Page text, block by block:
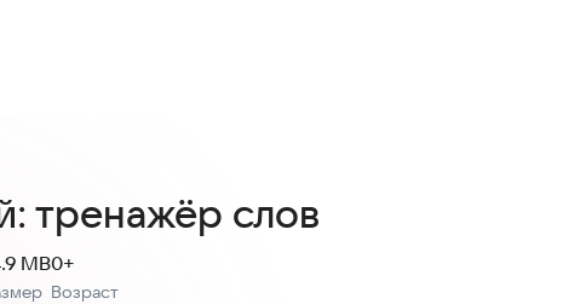
тренажёр слов
MB
Возраст
0+